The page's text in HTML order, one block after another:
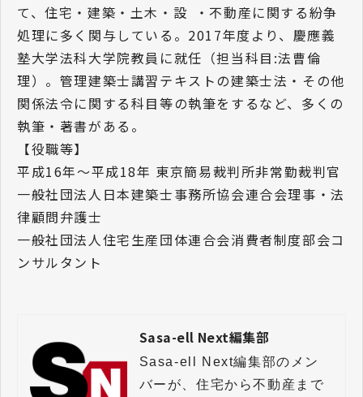
て、住宅・建築・土木・設 ・不動産に関する紛争
処理に多く関与している。2017年度より、慶應義
塾大学法科大学院教員に就任（担当科目:法曹倫
理）。管理建築士講習テキストの建築士法・その他
関係法令に関する科目等の執筆をするなど、多くの
執筆・著書がある。
【役職等】
平成16年〜平成18年 東京簡易裁判所非常勤裁判官
一般社団法人日本建築士事務所協会連合会理事・法
律顧問弁護士
一般社団法人住宅生産団体連合会消費者制度部会コ
ンサルタント
Sasa-ell Next編集部
Sasa-ell Next編集部のメン
バーが、住宅から不動産まで